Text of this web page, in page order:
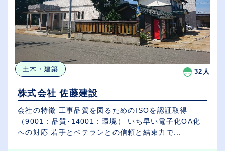
土木・建築 32人
株式会社 佐藤建設
会社の特徴 工事品質を図るためのISOを認証取得
（9001：品質･14001：環境） いち早い電子化OA化
への対応 若手とベテランとの信頼と結束力で...